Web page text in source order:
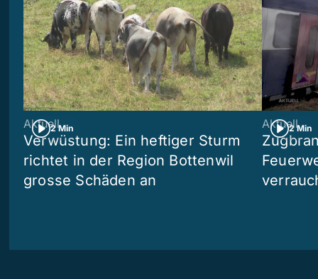
2 Min
Aktuell
Verwüstung: Ein heftiger Sturm
richtet in der Region Bottenwil
grosse Schäden an
2 Min
Aktuell